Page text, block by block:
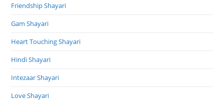
Friendship Shayari
Gam Shayari
Heart Touching Shayari
Hindi Shayari
Intezaar Shayari
Love Shayari